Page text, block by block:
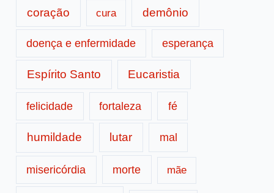
coração cura demônio
doença e enfermidade esperança
Espírito Santo Eucaristia
felicidade fortaleza fé
humildade lutar mal
misericórdia morte mãe